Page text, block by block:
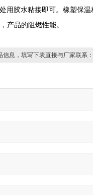
用胶水粘接即可。橡塑保
产品的阻燃性能。
息，填写下表直接与厂家联系：